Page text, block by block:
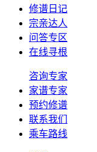
修谱日记
宗亲达人
问答专区
在线寻根
咨询专家
家谱专家
预约修谱
联系我们
乘车路线